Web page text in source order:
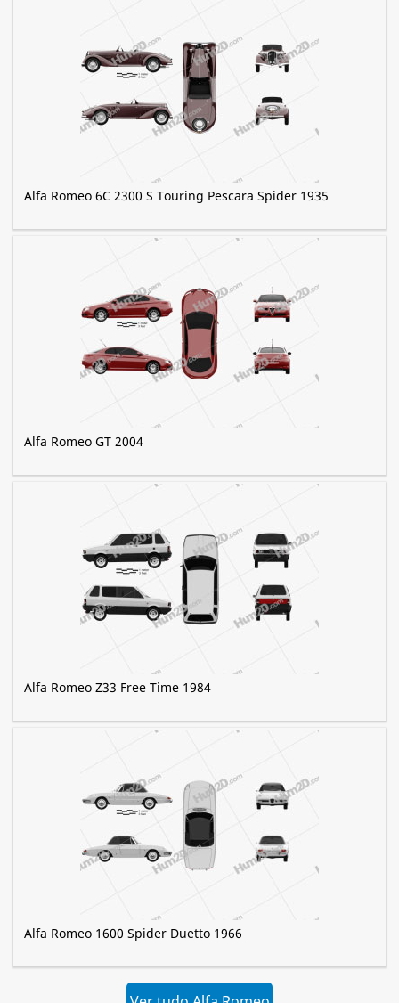
Alfa Romeo 6C 2300 S Touring Pescara Spider 1935
Alfa Romeo GT 2004
Alfa Romeo Z33 Free Time 1984
Alfa Romeo 1600 Spider Duetto 1966